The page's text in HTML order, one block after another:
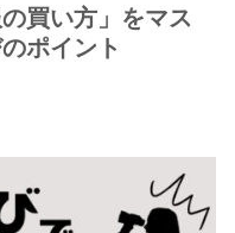
買い方」をマス
ポイント